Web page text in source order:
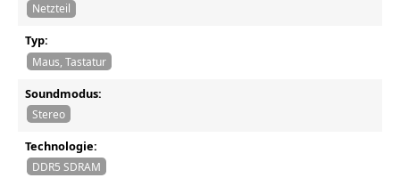
Netzteil
Typ:
Maus, Tastatur
Soundmodus:
Stereo
Technologie:
DDR5 SDRAM